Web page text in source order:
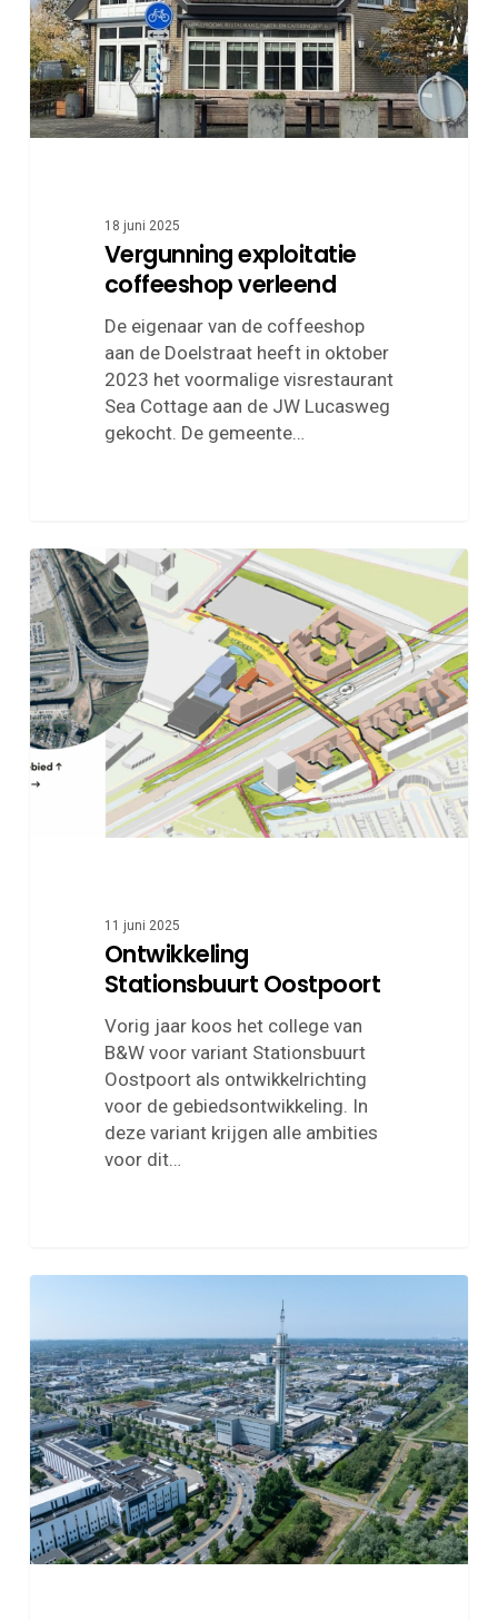
18 juni 2025
Vergunning exploitatie
coffeeshop verleend
De eigenaar van de coffeeshop
aan de Doelstraat heeft in oktober
2023 het voormalige visrestaurant
Sea Cottage aan de JW Lucasweg
gekocht. De gemeente…
Ontwikkeling
Stationsbuurt
Oostpoort
11 juni 2025
Ontwikkeling
Stationsbuurt Oostpoort
Vorig jaar koos het college van
B&W voor variant Stationsbuurt
Oostpoort als ontwikkelrichting
voor de gebiedsontwikkeling. In
deze variant krijgen alle ambities
voor dit…
arbeidsmigranten